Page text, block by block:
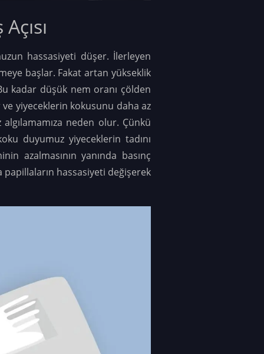
hassasiyeti düşer. İlerleyen
başlar. Fakat artan yükseklik
kadar düşük nem oranı çölden
yiyeceklerin kokusunu daha az
neden olur. Çünkü
duyumuz yiyeceklerin tadını
azalmasının yanında basınç
hassasiyeti değişerek